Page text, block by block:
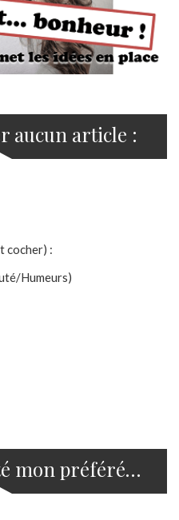
aucun article :
cocher) :
Humeurs)
mon préféré…